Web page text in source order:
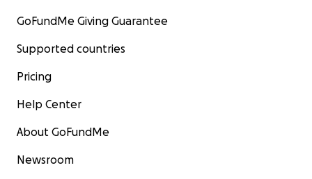
GoFundMe Giving Guarantee
Supported countries
Pricing
Help Center
About GoFundMe
Newsroom